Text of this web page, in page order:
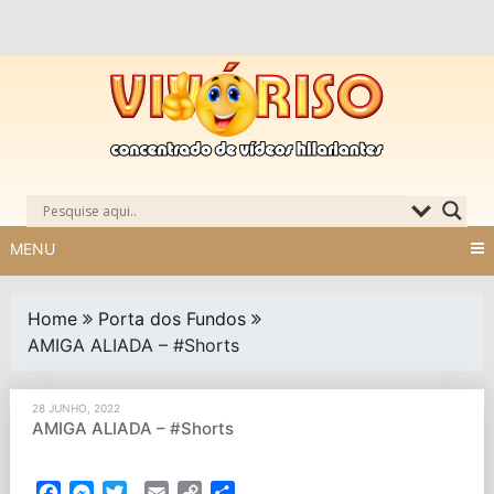
MENU
Home
Porta dos Fundos
AMIGA ALIADA – #Shorts
28 JUNHO, 2022
AMIGA ALIADA – #Shorts